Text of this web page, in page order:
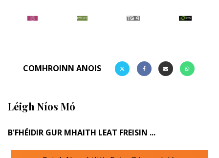
COMHROINN ANOIS
Léigh Níos Mó
B'FHÉIDIR GUR MHAITH LEAT FREISIN ...